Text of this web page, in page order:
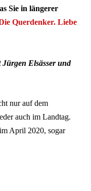
Sie in längerer
Querdenker. Liebe
Jürgen Elsässer und
nur auf dem
auch im Landtag.
April 2020, sogar